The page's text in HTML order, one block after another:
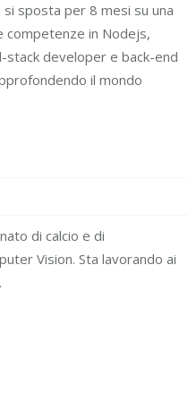
sposta per 8 mesi su una
competenze in Nodejs,
stack developer e back-end
il mondo
di calcio e di
Vision. Sta lavorando ai